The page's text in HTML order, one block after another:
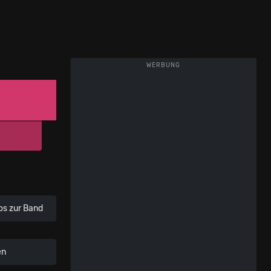
WERBUNG
zur Band